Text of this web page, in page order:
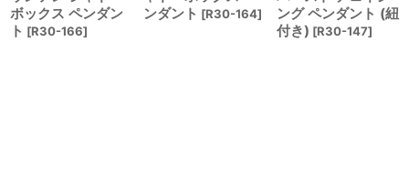
ボックス ペンダン
ト [R30-166]
ンダント [R30-164]
ング ペンダント (紐
付き) [R30-147]